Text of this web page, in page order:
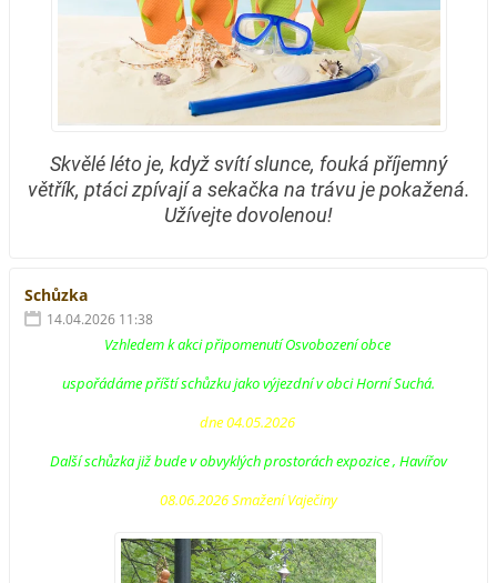
Skvělé léto je, když svítí slunce, fouká příjemný
větřík, ptáci zpívají a sekačka na trávu je pokažená.
Užívejte dovolenou!
Schůzka
14.04.2026 11:38
Vzhledem k akci připomenutí Osvobození obce
uspořádáme příští schůzku jako výjezdní v obci Horní Suchá.
dne 04.05.2026
Další schůzka již bude v obvyklých prostorách expozice , Havířov
08.06.2026 Smažení Vaječiny